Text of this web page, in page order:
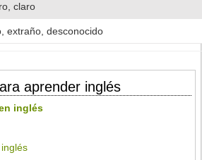
claro
extraño, desconocido
aprender inglés
inglés